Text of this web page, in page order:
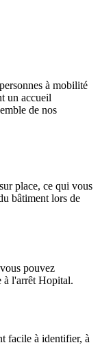
à mobilité
un accueil
de nos
place, ce qui vous
bâtiment lors de
pouvez
à l'arrêt Hopital.
facile à identifier, à